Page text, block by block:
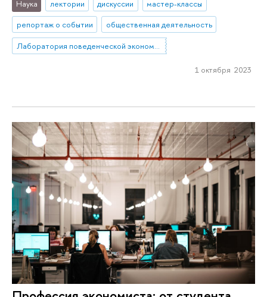
Наука лектории дискуссии
мастер-классы
репортаж о событии
общественная деятельность
Лаборатория поведенческой экономики и финансов
1 октября 2023